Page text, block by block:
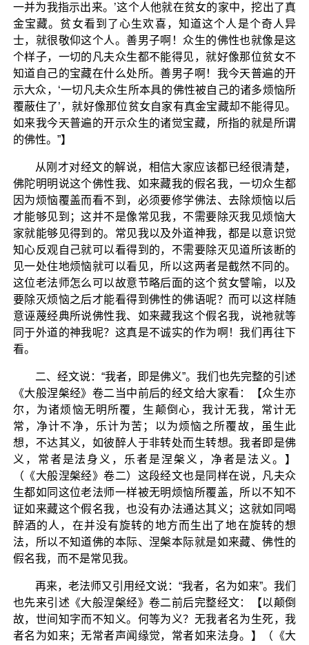
一并为我指示出来。’这个人他就在贫女的家中，挖出了真
金宝藏。贫女看到了心生欢喜，知道这个人是个奇人异
士，就很敬仰这个人。善男子啊！众生的佛性也就像是这
个样子，一切的凡夫众生都不能得见，就好像那位贫女不
知道自己的宝藏在什么处所。善男子啊！我今天普遍的开
示大众，‘一切凡夫众生所本具的佛性被自己的诸多烦恼所
覆蔽住了’，就好像那位贫女自家有真金宝藏却不能得见。
如来我今天普遍的开示众生的诸觉宝藏，所指的就是所谓
的佛性。”】
从刚才对经文的解说，相信大家应该都已经很清楚，
佛陀明明说这个佛性我、如来藏我的假名我，一切众生都
因为烦恼覆盖而看不到，必须要修学佛法、去除烦恼以后
才能够见到；这并不是像常见我，不需要除灭我见烦恼大
家就能够见得到的。常见我以及外道神我，都是以意识觉
知心反观自己就可以看得到的，不需要除灭见道所该断的
见一处住地烦恼就可以看见，所以这两者是截然不同的。
这位老法师怎么可以故意节略后面的这个贫女譬喻，以及
要除灭烦恼之后才能看得到佛性的佛语呢？而可以这样随
意诬蔑经典所说佛性我、如来藏我这个假名我，说祂就等
同于外道的神我呢？这真是不诚实的作为啊！我们再往下
看。
二、经文说：“我者，即是佛义”。我们也先完整的引述
《大般涅槃经》卷二当中前后的经文给大家看：【众生亦
尔，为诸烦恼无明所覆，生颠倒心，我计无我，常计无
常，净计不净，乐计为苦；以为烦恼之所覆故，虽生此
想，不达其义，如彼醉人于非转处而生转想。我者即是佛
义，常者是法身义，乐者是涅槃义，净者是法义。】
（《大般涅槃经》卷二）这段经文也是同样在说，凡夫众
生都如同这位老法师一样被无明烦恼所覆盖，所以不知不
证如来藏这个假名我，也没有办法通达其义；这就如同喝
醉酒的人，在并没有旋转的地方而生出了地在旋转的想
法，所以不知道佛的本际、涅槃本际就是如来藏、佛性的
假名我，而不是常见我。
再来，老法师又引用经文说：“我者，名为如来”。我们
也先来引述《大般涅槃经》卷二前后完整经文：【以颠倒
故，世间知字而不知义。何等为义？无我者名为生死，我
者名为如来；无常者声闻缘觉，常者如来法身。】（《大